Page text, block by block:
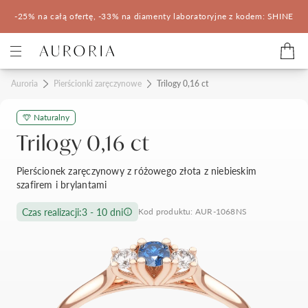
-25% na całą ofertę, -33% na diamenty laboratoryjne z kodem: SHINE
Kategorie
Pierścionki zaręczynowe
Pomocne
Konfigurator 3D
Salon Auroria Arkadia
Korzyści z zakupu
Auroria Pierścionki zaręczynowe Trilogy 0,16 ct
Naturalny
Trilogy 0,16 ct
Pierścionek zaręczynowy z różowego złota z niebieskim
szafirem i brylantami
Czas realizacji:3 - 10 dni Kod produktu: AUR-1068NS